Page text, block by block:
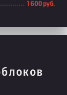
1 600 руб.